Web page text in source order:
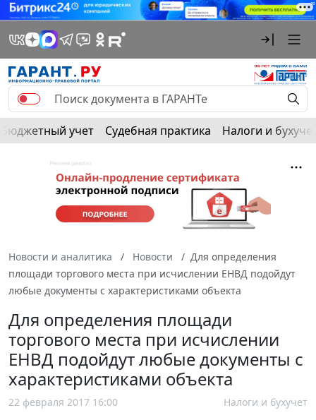
Бюджетный учет Судебная практика Налоги и
Новости и аналитика Новости
Для определения
площади торгового места при исчислении ЕНВД подойдут
любые документы с характеристиками объекта
Для определения площади
торгового места при исчислении
ЕНВД подойдут любые документы с
характеристиками объекта
22 февраля 2017 16:00 Налоги и бухучет